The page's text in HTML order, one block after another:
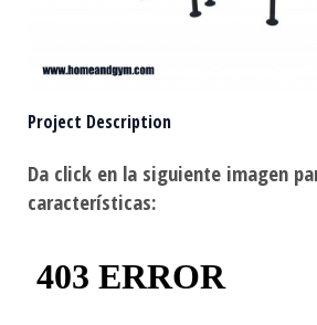
Project Description
Da click en la siguiente imagen
características: